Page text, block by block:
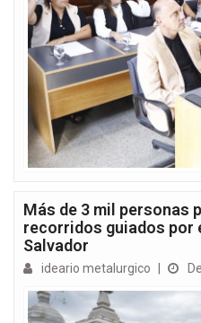
Más de 3 mil personas
recorridos guiados por
Salvador
ideario metalurgico